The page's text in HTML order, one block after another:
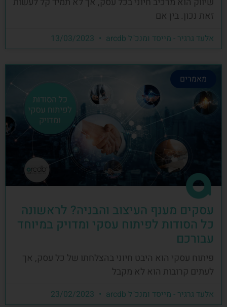
זאת נכון. בין אם
אלעד גרגיר - מייסד ומנכ"ל arcdb
מאמרים
עסקים מענף העיצוב והבניה? לראשונה
כל הסודות לפיתוח עסקי ומדויק במיוחד
עבורכם
פיתוח עסקי הוא היבט חיוני בהצלחתו של כל עסק, אך
לעתים קרובות הוא לא מקבל
אלעד גרגיר - מייסד ומנכ"ל arcdb